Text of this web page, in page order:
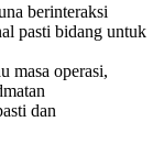
berinteraksi
pasti bidang untuk
masa operasi,
dan